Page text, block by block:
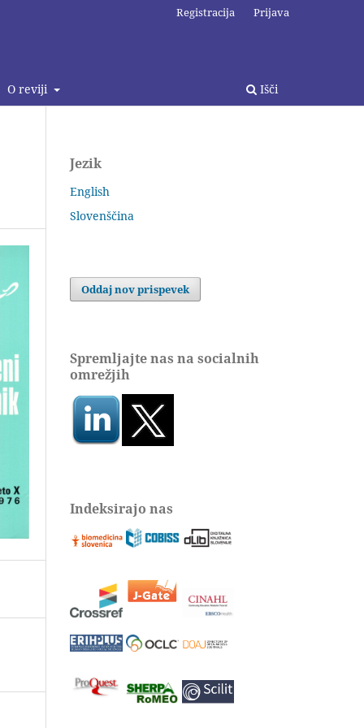
O reviji Išči
Registracija Prijava
Jezik
English
Slovenščina
Oddaj nov prispevek
Spremljajte nas na socialnih
omrežjih
Indeksirajo nas